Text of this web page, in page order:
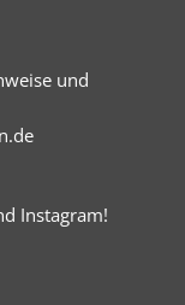
und
Instagram!